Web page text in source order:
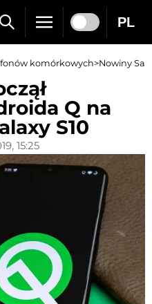
PL
komórkowych>Nowiny
Q na
S10
15:25